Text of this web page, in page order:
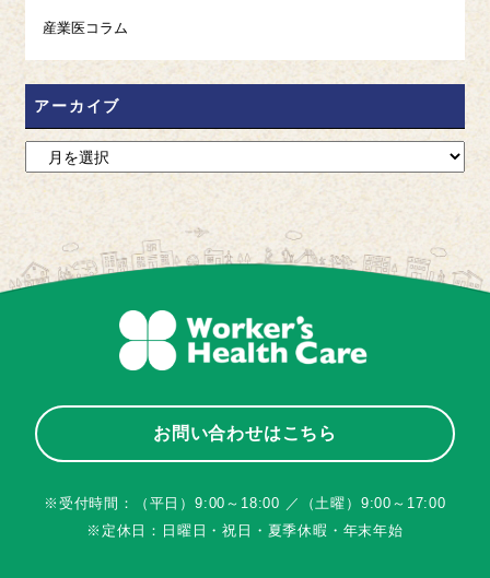
産業医コラム
アーカイブ
お問い合わせはこちら
※受付時間：（平日）9:00～18:00 ／（土曜）9:00～17:00
※定休日：日曜日・祝日・夏季休暇・年末年始